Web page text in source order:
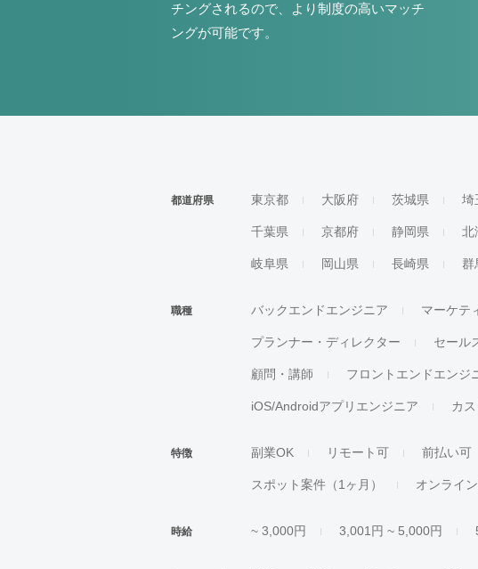
チングされるので、より制度の高いマッチ
ングが可能です。
都道府県 東京都 大阪府 茨城県 埼
千葉県 京都府 静岡県 北
岐阜県 岡山県 長崎県 群
職種 バックエンドエンジニア マーケテ
プランナー・ディレクター セール
顧問・講師 フロントエンドエンジ
iOS/Androidアプリエンジニア カ
特徴 副業OK リモート可 前払い可
スポット案件（1ヶ月） オンライ
時給 ~ 3,000円 3,001円 ~ 5,000円